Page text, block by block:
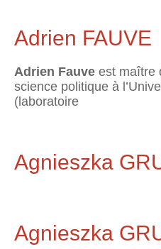
Adrien FAUVE
Adrien Fauve est maître
science politique à
(laboratoire
Agnieszka
Agnieszka